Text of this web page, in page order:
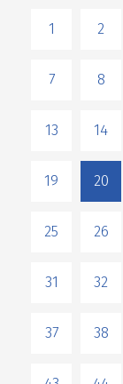
1 2
7 8
13 14
19 20
25 26
31 32
37 38